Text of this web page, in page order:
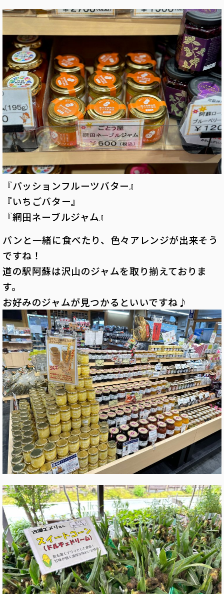
『パッションフルーツバター』
『いちごバター』
『網田ネーブルジャム』
パンと一緒に食べたり、色々アレンジが出来そう
ですね！
道の駅阿蘇は沢山のジャムを取り揃えておりま
す。
お好みのジャムが見つかるといいですね♪